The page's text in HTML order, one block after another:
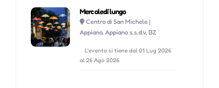
Mercoledí lungo
Centro di San Michele |
Appiano, Appiano s.s.d.v, BZ
L'evento si tiene dal 01 Lug 2026
al 26 Ago 2026